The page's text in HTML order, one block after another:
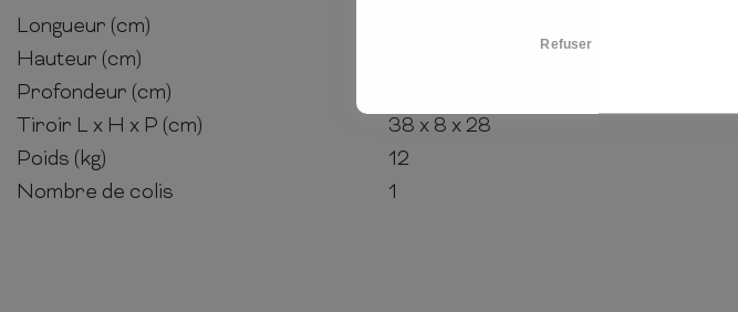
Refuser
Longueur (cm)
Hauteur (cm)
Profondeur (cm)
Tiroir L x H x P (cm)
38 x 8 x 28
Poids (kg)
12
Nombre de colis
1